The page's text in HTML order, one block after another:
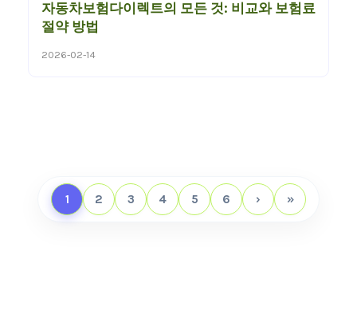
자동차보험다이렉트의 모든 것: 비교와 보험료
절약 방법
2026-02-14
1 2 3 4 5 6 › »